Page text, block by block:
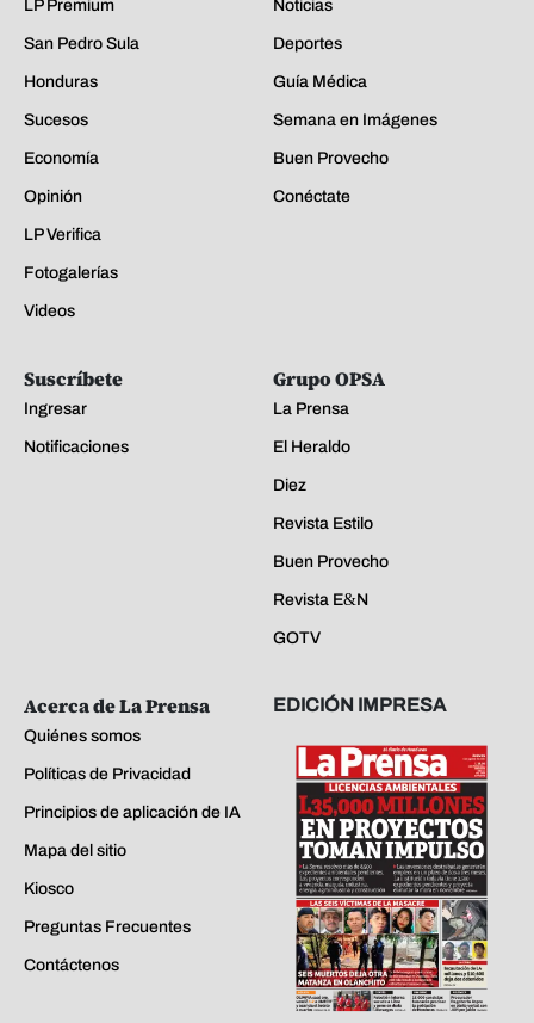
LP Premium
San Pedro Sula
Honduras
Sucesos
Economía
Opinión
LP Verifica
Fotogalerías
Videos
Noticias
Deportes
Guía Médica
Semana en Imágenes
Buen Provecho
Conéctate
Suscríbete
Ingresar
Notificaciones
Grupo OPSA
La Prensa
El Heraldo
Diez
Revista Estilo
Buen Provecho
Revista E&N
GOTV
Acerca de La Prensa
Quiénes somos
Políticas de Privacidad
Principios de aplicación de IA
Mapa del sitio
Kiosco
Preguntas Frecuentes
Contáctenos
EDICIÓN IMPRESA